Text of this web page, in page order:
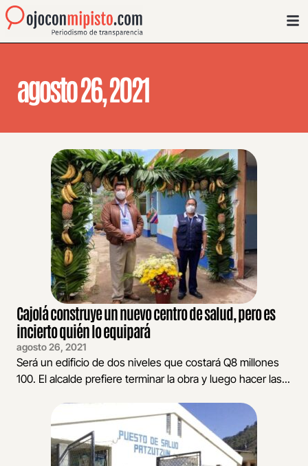
agosto 26, 2021
Cajolá construye un nuevo centro de salud, pero es
incierto quién lo equipará
agosto 26, 2021
Será un edificio de dos niveles que costará Q8 millones
100. El alcalde prefiere terminar la obra y luego hacer las...